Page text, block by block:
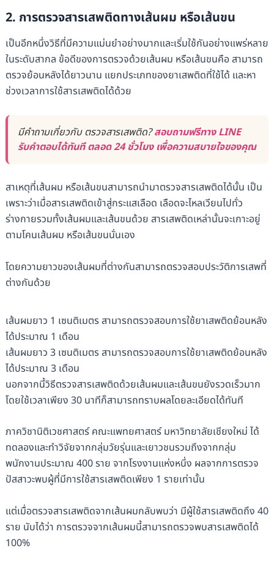
2. การตรวจสารเสพติดทางเส้นผม หรือเส้นขน
เป็นอีกหนึ่งวิธีที่มีความแม่นยำอย่างมากและเริ่มใช้กันอย่างแพร่หลาย
ในระดับสากล ข้อดีของการตรวจด้วยเส้นผม หรือเส้นขนคือ สามารถ
ตรวจย้อนหลังได้ยาวนาน แยกประเภทของยาเสพติดที่ใช้ได้ และหา
ช่วงเวลาการใช้สารเสพติดได้ด้วย
มีคำถามเกี่ยวกับ ตรวจสารเสพติด?สอบถามฟรีทาง LINE
รับคำตอบได้ทันที ตลอด 24 ชั่วโมง เพื่อความสบายใจของคุณ
สาเหตุที่เส้นผม หรือเส้นขนสามารถนำมาตรวจสารเสพติดได้นั้น เป็น
เพราะว่าเมื่อสารเสพติดเข้าสู่กระแสเลือด เลือดจะไหลเวียนไปทั่ว
ร่างกายรวมทั้งเส้นผมและเส้นขนด้วย สารเสพติดเหล่านั้นจะเกาะอยู่
ตามโคนเส้นผม หรือเส้นขนนั่นเอง
โดยความยาวของเส้นผมที่ต่างกันสามารถตรวจสอบประวัติการเสพที่
ต่างกันด้วย
เส้นผมยาว 1 เซนติเมตร สามารถตรวจสอบการใช้ยาเสพติดย้อนหลัง
ได้ประมาณ 1 เดือน
เส้นผมยาว 3 เซนติเมตร สามารถตรวจสอบการใช้ยาเสพติดย้อนหลัง
ได้ประมาณ 3 เดือน
นอกจากนี้วิธีตรวจสารเสพติดด้วยเส้นผมและเส้นขนยังรวดเร็วมาก
โดยใช้เวลาเพียง 30 นาทีก็สามารถทราบผลโดยละเอียดได้ทันที
ภาควิชานิติเวชศาสตร์ คณะแพทยศาสตร์ มหาวิทยาลัยเชียงใหม่ ได้
ทดลองและทำวิจัยจากกลุ่มวัยรุ่นและเยาวชนรวมถึงจากกลุ่ม
พนักงานประมาณ 400 ราย จากโรงงานแห่งหนึ่ง ผลจากการตรวจ
ปัสสาวะพบผู้ที่มีการใช้สารเสพติดเพียง 1 รายเท่านั้น
แต่เมื่อตรวจสารเสพติดจากเส้นผมกลับพบว่า มีผู้ใช้สารเสพติดถึง 40
ราย นับได้ว่า การตรวจจากเส้นผมนี้สามารถตรวจพบสารเสพติดได้
100%